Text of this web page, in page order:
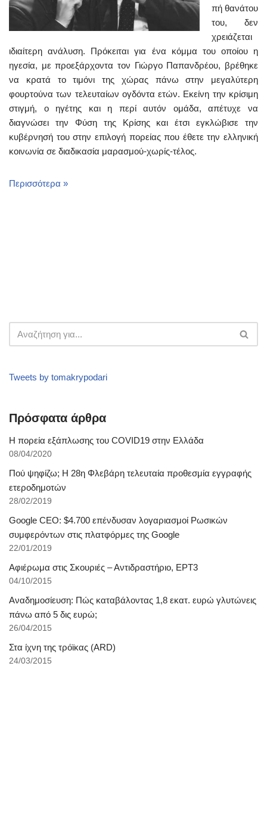
πή θανάτου
του, δεν
χρειάζεται
ιδιαίτερη ανάλυση. Πρόκειται για ένα κόμμα του οποίου η
ηγεσία, με προεξάρχοντα τον Γιώργο Παπανδρέου, βρέθηκε
να κρατά το τιμόνι της χώρας πάνω στην μεγαλύτερη
φουρτούνα των τελευταίων ογδόντα ετών. Εκείνη την κρίσιμη
στιγμή, ο ηγέτης και η περί αυτόν ομάδα, απέτυχε να
διαγνώσει την Φύση της Κρίσης και έτσι εγκλώβισε την
κυβέρνησή του στην επιλογή πορείας που έθετε την ελληνική
κοινωνία σε διαδικασία μαρασμού-χωρίς-τέλος.
Περισσότερα »
Tweets by tomakrypodari
Πρόσφατα άρθρα
Η πορεία εξάπλωσης του COVID19 στην Ελλάδα
08/04/2020
Πού ψηφίζω; Η 28η Φλεβάρη τελευταία προθεσμία εγγραφής
ετεροδημοτών
28/02/2019
Google CEO: $4.700 επένδυσαν λογαριασμοί Ρωσικών
συμφερόντων στις πλατφόρμες της Google
22/01/2019
Αφιέρωμα στις Σκουριές – Αντιδραστήριο, ΕΡΤ3
04/10/2015
Αναδημοσίευση: Πώς καταβάλοντας 1,8 εκατ. ευρώ γλυτώνεις
πάνω από 5 δις ευρώ;
26/04/2015
Στα ίχνη της τρόϊκας (ARD)
24/03/2015